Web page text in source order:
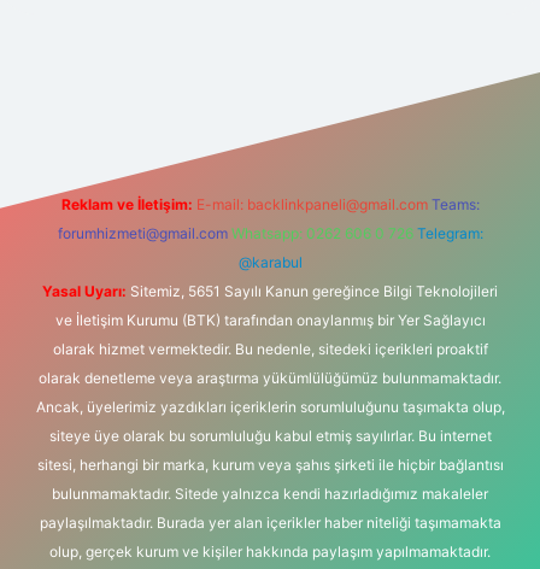
Reklam ve İletişim: E-mail: backlinkpaneli@gmail.com Teams:
forumhizmeti@gmail.com Whatsapp: 0262 606 0 726 Telegram:
@karabul
Yasal Uyarı: Sitemiz, 5651 Sayılı Kanun gereğince Bilgi Teknolojileri
ve İletişim Kurumu (BTK) tarafından onaylanmış bir Yer Sağlayıcı
olarak hizmet vermektedir. Bu nedenle, sitedeki içerikleri proaktif
olarak denetleme veya araştırma yükümlülüğümüz bulunmamaktadır.
Ancak, üyelerimiz yazdıkları içeriklerin sorumluluğunu taşımakta olup,
siteye üye olarak bu sorumluluğu kabul etmiş sayılırlar. Bu internet
sitesi, herhangi bir marka, kurum veya şahıs şirketi ile hiçbir bağlantısı
bulunmamaktadır. Sitede yalnızca kendi hazırladığımız makaleler
paylaşılmaktadır. Burada yer alan içerikler haber niteliği taşımamakta
olup, gerçek kurum ve kişiler hakkında paylaşım yapılmamaktadır.